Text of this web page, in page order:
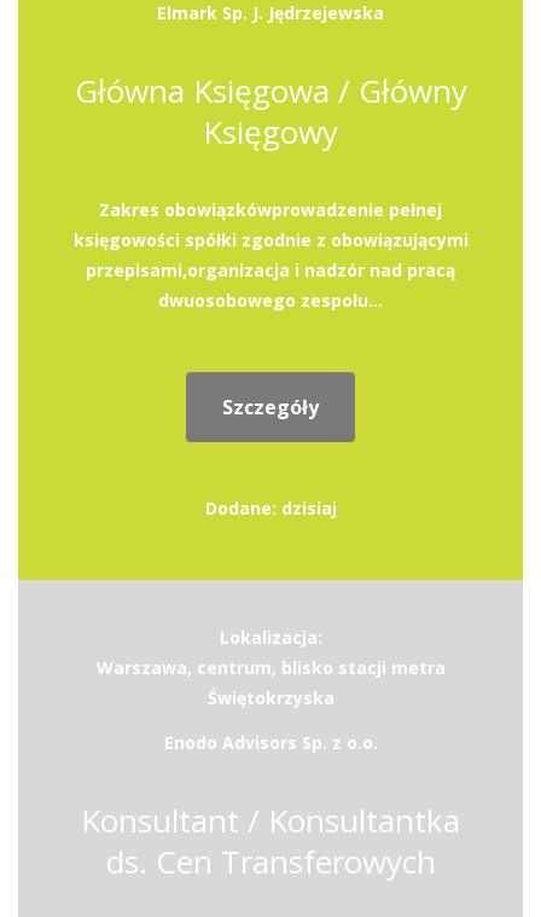
Elmark Sp. J. Jędrzejewska
Główna Księgowa / Główny
Księgowy
Zakres obowiązkówprowadzenie pełnej
księgowości spółki zgodnie z obowiązującymi
przepisami,organizacja i nadzór nad pracą
dwuosobowego zespołu...
Szczegóły
Dodane: dzisiaj
Lokalizacja:
Warszawa, centrum, blisko stacji metra
Świętokrzyska
Enodo Advisors Sp. z o.o.
Konsultant / Konsultantka
ds. Cen Transferowych